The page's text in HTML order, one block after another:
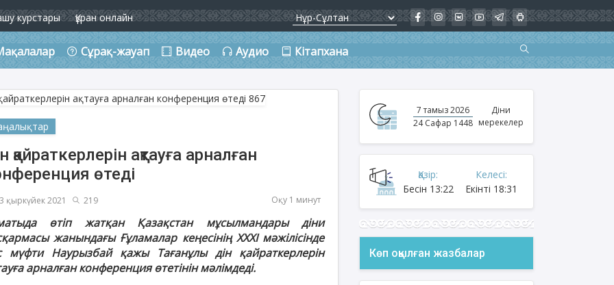
курстары Құран онлайн
Сұрақ-жауап Видео Аудио Кітапхана
қайраткерлерін ақтауға арналған
өтеді
қыркүйек 2021 219 Оқу 1 минут
өтіп жатқан Қазақстан мұсылмандары діни
жанындағы Ғұламалар кеңесінің XXXI мәжілісінде
мүфти Наурызбай қажы Тағанұлы дін қайраткерлерін
арналған конференция өтетінін мәлімдеді.
7 тамыз 2026
24 Сафар 1448
Діни
мерекелер
Қазір:
Бесін 13:22
Келесі:
Екінті 18:31
Көп оқылған жазбалар